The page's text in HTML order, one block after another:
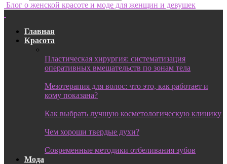
Блог о женской красоте и моде для женщин и девушек
Главная
Красота
Пластическая хирургия: систематизация
оперативных вмешательств по зонам тела
Мезотерапия для волос: что это, как работает и
кому показана?
Как выбрать лучшую косметологическую клинику
Чем хороши твердые духи?
Современные методики отбеливания зубов
Мода